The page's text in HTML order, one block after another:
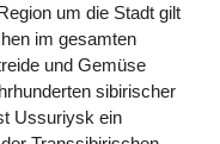
um die Stadt gilt
im gesamten
und Gemüse
sibirischer
Ussuriysk ein